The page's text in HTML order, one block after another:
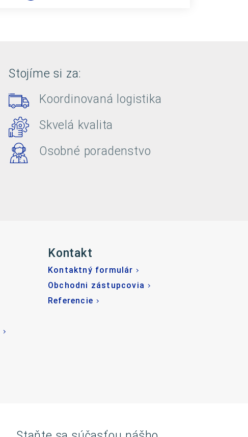
Stojíme si za:
Koordinovaná logistika
Skvelá kvalita
Osobné poradenstvo
Kontakt
Kontaktný formulár
Obchodni zástupcovia
Referencie